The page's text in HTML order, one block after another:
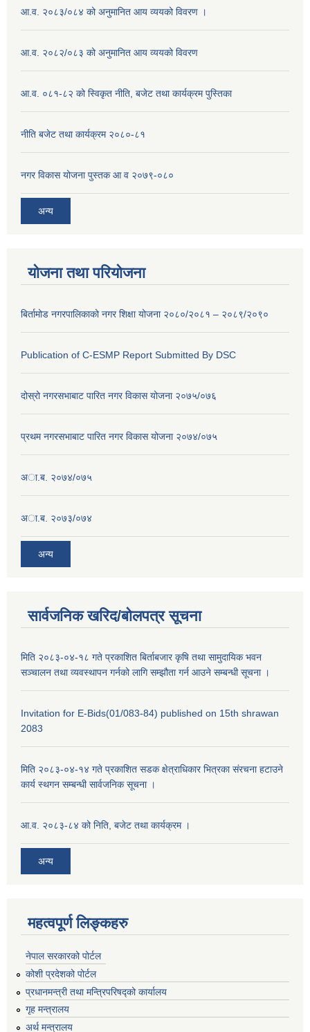
आ.व. २०८३/०८४ को अनुमानित आय व्ययको विवरण ।
आ.व. २०८२/०८३ को अनुमानित आय व्ययको विवरण
आ.व. ०८१-८२ को स्विकृत नीति, बजेट तथा कार्यक्रम पुस्तिका
नीति बजेट तथा कार्यक्रम २०८०-८१
नगर विकास योजना पुस्तक आ व २०७९-०८०
अन्य
योजना तथा परियोजना
बिर्तामोड नगरपालिकाको नगर शिक्षा योजना २०८०/२०८१ – २०८९/२०९०
Publication of C-ESMP Report Submitted By DSC
दोस्रो नगरसभाबाट पारित नगर विकास योजना २०७५/०७६
प्रथम नगरसभाबाट पारित नगर विकास योजना २०७४/०७५
अा.ब. २०७४/०७५
अा.ब. २०७३/०७४
अन्य
सार्वजनिक खरिद/बोलपत्र सूचना
मिति २०८३-०४-१८ गते प्रकाशित बिर्ताबजार कृषि तथा सामुदायिक भवन
सञ्चालन तथा व्यवस्थापन गर्नको लागि सम्झौता गर्न आउने सम्बन्धी सूचना ।
Invitation for E-Bids(01/083-84) published on 15th shrawan
2083
मिति २०८३-०४-१४ गते प्रकाशित सडक क्षेत्राधिकार भित्रका संरचना हटाउने
कार्य स्थगन सम्बन्धी सार्वजनिक सूचना ।
आ.व. २०८३-८४ को निति, बजेट तथा कार्यक्रम ।
अन्य
महत्वपूर्ण लिङ्कहरु
नेपाल सरकारको पोर्टल
कोशी प्रदेशको पोर्टल
प्रधानमन्‍त्री तथा मन्‍त्रिपरिषद्को कार्यालय
गृह मन्‍त्रालय
अर्थ मन्त्रालय